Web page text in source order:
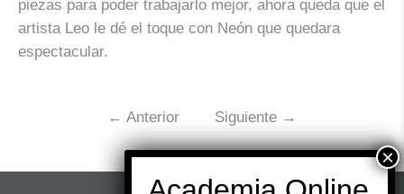
piezas para poder trabajarlo mejor, ahora queda que el
artista Leo le dé el toque con Neón que quedara
espectacular.
← Anterior Siguiente →